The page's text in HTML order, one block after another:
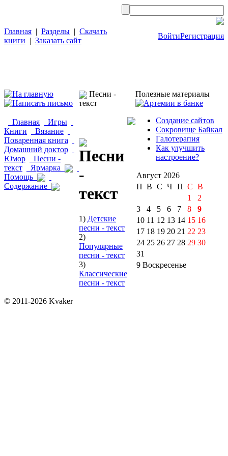
Главная | Разделы | Скачать
книги | Заказать сайт
ВойтиРегистрация
Главная
Игры
Книги
Вязание
Поваренная книга
Домашний доктор
Юмор
Песни -
текст
Ярмарка
Помощь
Содержание
Песни -
текст
Песни
-
текст
1) Детские
песни - текст
2)
Популярные
песни - текст
3)
Классические
песни - текст
Полезные материалы
Создание сайтов
Сокровище Байкал
Галотерапия
Как улучшить
настроение?
Август 2026
П В С Ч П С B
1
2
3
4 5 6 7 8
9
10 11 12 13 14 15 16
17 18 19 20 21 22 23
24 25 26 27 28 29 30
31
9 Bоскресенье
© 2011-2026 Kvaker